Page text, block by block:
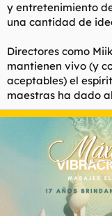
y entretenimiento
una cantidad de
Directores como
mantienen vivo (y
aceptables) el
maestras ha dado